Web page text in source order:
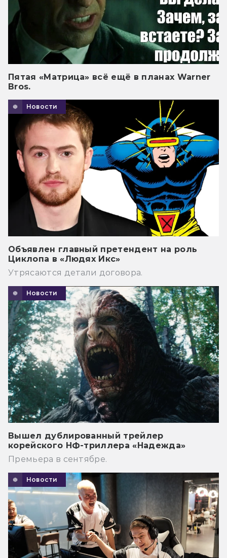
Пятая «Матрица» всё ещё в планах Warner
Bros.
Новости
Объявлен главный претендент на роль
Циклопа в «Людях Икс»
Утрясаются детали договора.
Новости
Вышел дублированный трейлер
корейского НФ-триллера «Надежда»
Премьера в сентябре.
Новости